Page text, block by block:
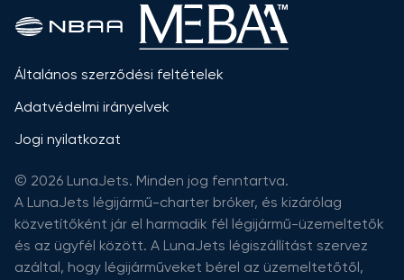
Általános szerződési feltételek
Adatvédelmi irányelvek
Jogi nyilatkozat
© 2026 LunaJets. Minden jog fenntartva.
A LunaJets légijármű-charter bróker, és kizárólag
közvetítőként jár el harmadik fél légijármű-üzemeltetők
és az ügyfél között. A LunaJets légiszállítást szervez
azáltal, hogy légijárműveket bérel az üzemeltetőtől,